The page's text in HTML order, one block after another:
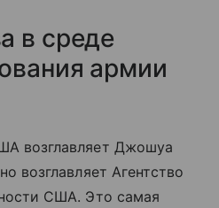
в среде
армии
возглавляет Джошуа
возглавляет Агентство
США. Это самая